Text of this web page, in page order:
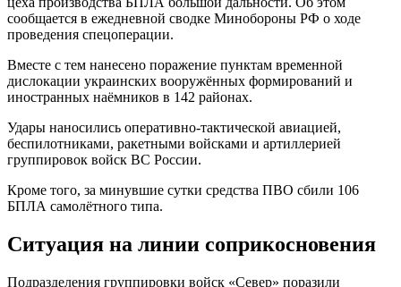
сообщается в ежедневной сводке Минобороны РФ о ходе
проведения спецоперации.
Вместе с тем нанесено поражение пунктам временной
дислокации украинских вооружённых формирований и
иностранных наёмников в 142 районах.
Удары наносились оперативно-тактической авиацией,
беспилотниками, ракетными войсками и артиллерией
группировок войск ВС России.
Кроме того, за минувшие сутки средства ПВО сбили 106
БПЛА самолётного типа.
Ситуация на линии соприкосновения
Подразделения группировки войск «Север» поразили